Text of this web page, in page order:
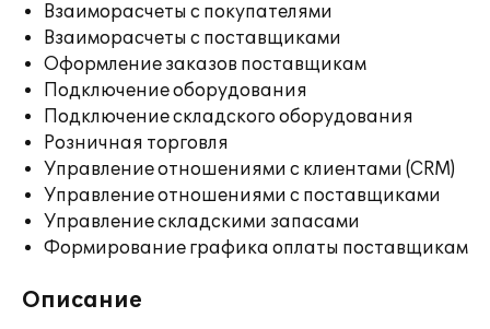
Взаиморасчеты с покупателями
Взаиморасчеты с поставщиками
Оформление заказов поставщикам
Подключение оборудования
Подключение складского оборудования
Розничная торговля
Управление отношениями с клиентами (CRM)
Управление отношениями с поставщиками
Управление складскими запасами
Формирование графика оплаты поставщикам
Описание